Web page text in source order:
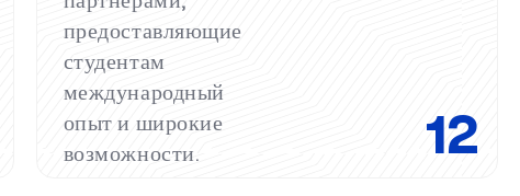
предоставляющие
студентам
международный
опыт и широкие
возможности.
12